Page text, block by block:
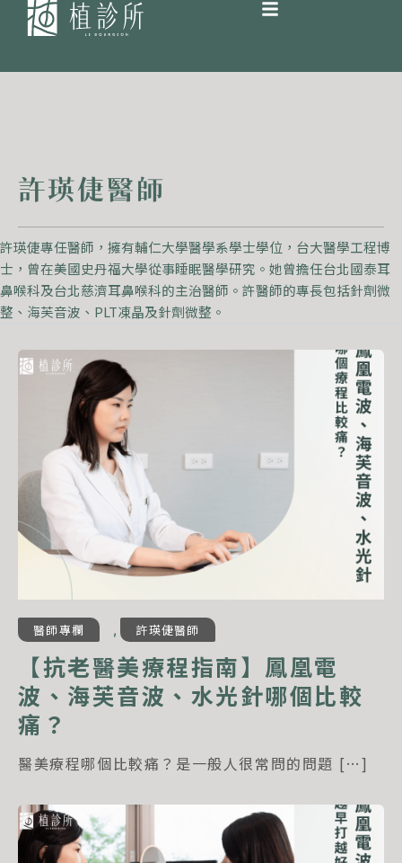
許瑛倢醫師
許瑛倢專任醫師，擁有輔仁大學醫學系學士學位，台大醫學工程博
士，曾在美國史丹福大學從事睡眠醫學研究。她曾擔任台北國泰耳
鼻喉科及台北慈濟耳鼻喉科的主治醫師。許醫師的專長包括針劑微
整、海芙音波、PLT凍晶及針劑微整。
醫師專欄 , 許瑛倢醫師
【抗老醫美療程指南】鳳凰電
波、海芙音波、水光針哪個比較
痛？
醫美療程哪個比較痛？是一般人很常問的問題 […]